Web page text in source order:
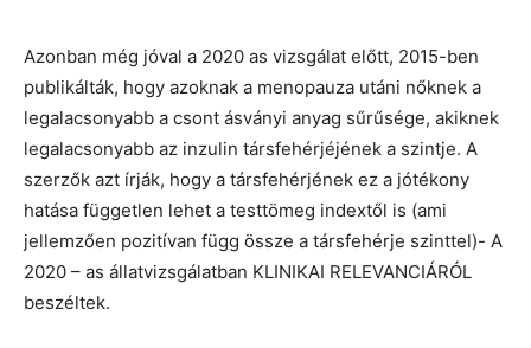
Azonban még jóval a 2020 as vizsgálat előtt, 2015-ben
publikálták, hogy azoknak a menopauza utáni nőknek a
legalacsonyabb a csont ásványi anyag sűrűsége, akiknek
legalacsonyabb az inzulin társfehérjéjének a szintje. A
szerzők azt írják, hogy a társfehérjének ez a jótékony
hatása független lehet a testtömeg indextől is (ami
jellemzően pozitívan függ össze a társfehérje szinttel)- A
2020 – as állatvizsgálatban KLINIKAI RELEVANCIÁRÓL
beszéltek.